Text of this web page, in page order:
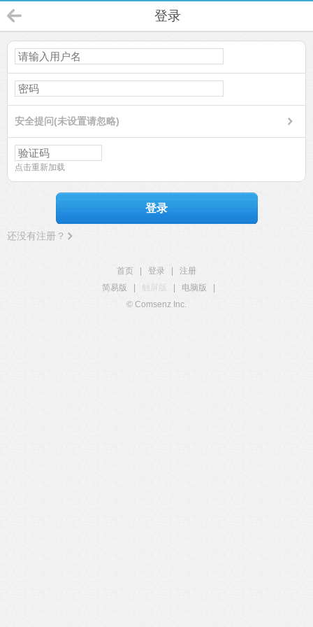
登录
安全提问(未设置请忽略)
点击重新加载
登录
还没有注册？
首页 登录
注册
简易版
触屏版 电脑版
© Comsenz Inc.